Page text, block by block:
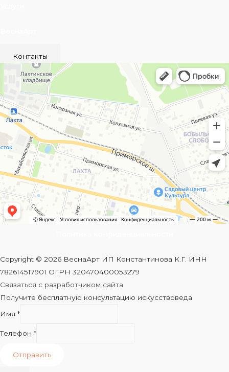
Контакты
Copyright © 2026 ВеснаАрт ИП Константинова К.Г. ИНН
782614517901 ОГРН 320470400053279
Связаться с разработчиком сайта
Получите бесплатную консультацию искусствоведа
Имя *
Телефон *
Отправить